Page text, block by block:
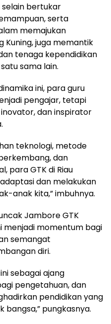
selain bertukar
serta
memajukan
Kuning, juga memantik
tenaga kependidikan
sama lain.
ini, para guru
pengajar, tetapi
dan inspirator
teknologi, metode
dan
para GTK di Riau
dan melakukan
anak kita,” imbuhnya.
Jambore GTK
menjadi momentum bagi
semangat
diri.
sebagai ajang
pengetahuan, dan
pendidikan yang
bangsa,” pungkasnya.